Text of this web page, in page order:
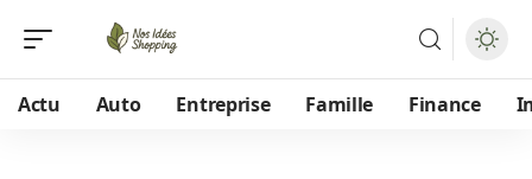
Actu Auto Entreprise Famille Finance